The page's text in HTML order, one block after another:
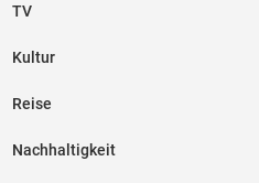
TV
Kultur
Reise
Nachhaltigkeit